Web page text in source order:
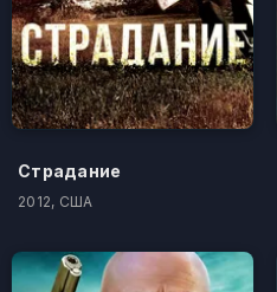
Страдание
2012, США